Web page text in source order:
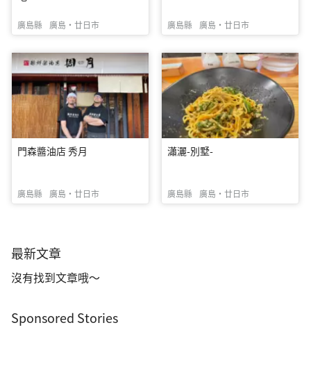
廣島縣 廣島・廿日市 廣島縣 廣島・廿日市
門森醬油店 秀月
廣島縣 廣島・廿日市
瀟灑-別墅-
廣島縣 廣島・廿日市
最新文章
沒有找到文章哦～
Sponsored Stories